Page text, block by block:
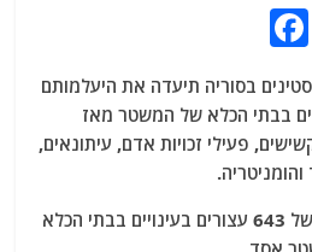
T
c
e
b
o
בסוריה תיעדה את היעלמותם
בבתי הכלא של המשטר מאז
קשישים, פעילי זכויות אדם, עיתונאים,
הקבוצה תיעדה את מותם של 643 עצורים בעינויים בבתי הכלא